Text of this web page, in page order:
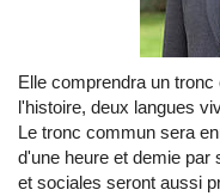
Elle comprendra un
l'histoire, deux langues
Le tronc commun sera
d'une heure et demie
et sociales seront aussi